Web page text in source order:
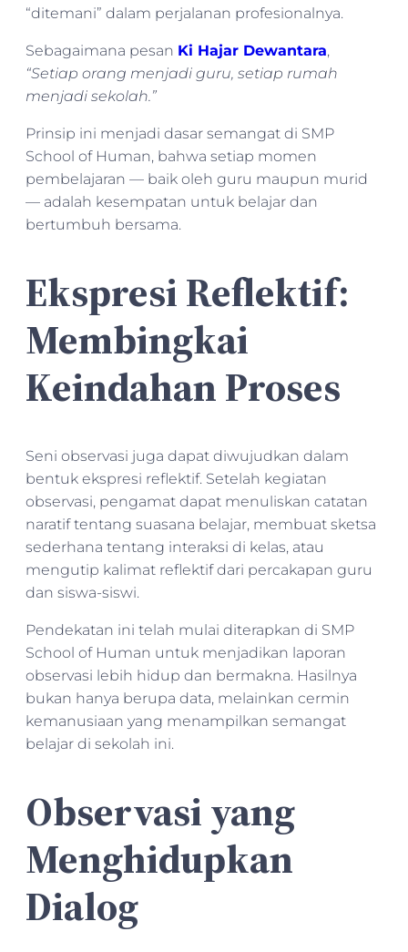
“ditemani” dalam perjalanan profesionalnya.
Sebagaimana pesan Ki Hajar Dewantara,
“Setiap orang menjadi guru, setiap rumah
menjadi sekolah.”
Prinsip ini menjadi dasar semangat di SMP
School of Human, bahwa setiap momen
pembelajaran — baik oleh guru maupun murid
— adalah kesempatan untuk belajar dan
bertumbuh bersama.
Ekspresi Reflektif:
Membingkai
Keindahan Proses
Seni observasi juga dapat diwujudkan dalam
bentuk ekspresi reflektif. Setelah kegiatan
observasi, pengamat dapat menuliskan catatan
naratif tentang suasana belajar, membuat sketsa
sederhana tentang interaksi di kelas, atau
mengutip kalimat reflektif dari percakapan guru
dan siswa-siswi.
Pendekatan ini telah mulai diterapkan di SMP
School of Human untuk menjadikan laporan
observasi lebih hidup dan bermakna. Hasilnya
bukan hanya berupa data, melainkan cermin
kemanusiaan yang menampilkan semangat
belajar di sekolah ini.
Observasi yang
Menghidupkan
Dialog